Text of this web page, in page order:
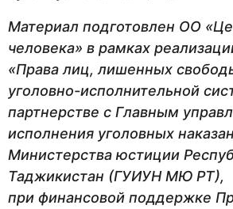
Материал подготовлен ОО
человека» в рамках
«Права лиц, лишенных
уголовно-исполнительной
партнерстве с Главным
исполнения уголовных
Министерства юстиции
Таджикистан (ГУИУН МЮ РТ),
при финансовой поддержке